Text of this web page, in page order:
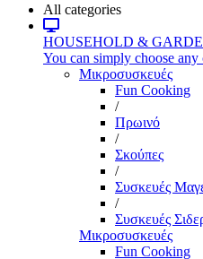
All categories
HOUSEHOLD &
You can simply choose
Μικροσυσκευές
Fun Cooking
/
Πρωινό
/
Σκούπες
/
Συσκευές
/
Συσκευές
Μικροσυσκευές
Fun Cooking